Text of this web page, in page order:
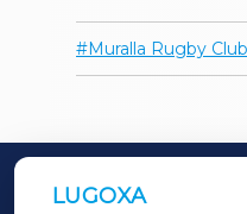
Muralla Rugby Club
LUGOXA
OUTROS